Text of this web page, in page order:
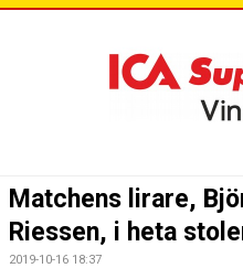
BILDGALLERI
Matchens lirare,
Riessen, i heta
2019-10-16 18:37